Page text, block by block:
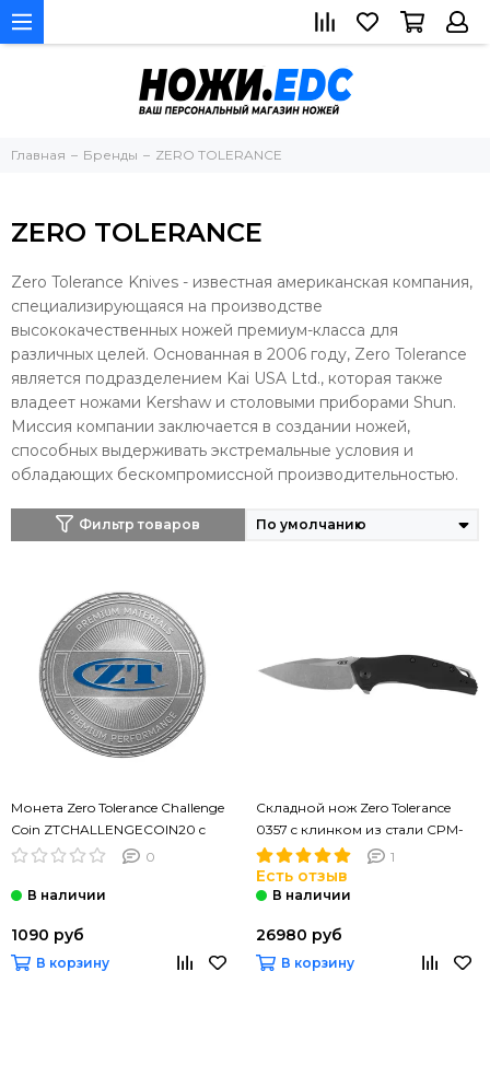
Главная Бренды ZERO TOLERANCE
ZERO TOLERANCE
Zero Tolerance Knives - известная американская компания,
специализирующаяся на производстве
высококачественных ножей премиум-класса для
различных целей. Основанная в 2006 году, Zero Tolerance
является подразделением Kai USA Ltd., которая также
владеет ножами Kershaw и столовыми приборами Shun.
Миссия компании заключается в создании ножей,
способных выдерживать экстремальные условия и
обладающих бескомпромиссной производительностью.
Фильтр товаров
Монета Zero Tolerance Challenge
Coin ZTCHALLENGECOIN20 c
клинком из стали , рукоять
0
1090 руб
В корзину
Складной нож Zero Tolerance
0357 c клинком из стали CPM-
20CV, рукоять G10 1
Есть отзыв
26980 руб
В корзину